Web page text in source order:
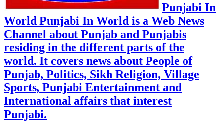
Punjabi In
World Punjabi In World is a Web News
Channel about Punjab and Punjabis
residing in the different parts of the
world. It covers news about People of
Punjab, Politics, Sikh Religion, Village
Sports, Punjabi Entertainment and
International affairs that interest
Punjabi.